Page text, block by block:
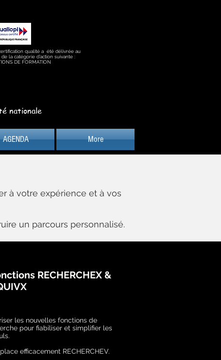
qualité a été délivrée au
la catégorie d’action suivante :
DE FORMATION
nationale
AGENDA More
à votre expérience et à vos
un parcours personnalisé.
RECHERCHEX &
les nouvelles fonctions de
pour fiabiliser et simplifier les
efficacement RECHERCHEV.